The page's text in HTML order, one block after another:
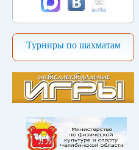
Турниры по шахматам